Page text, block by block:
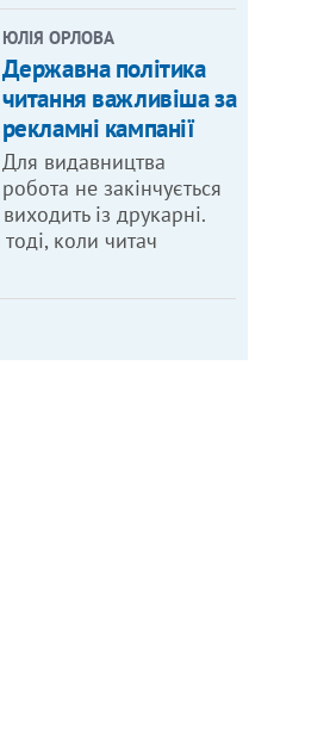
ЮЛІЯ ОРЛОВА
Державна політика
читання важливіша за
рекламні кампанії
Для видавництва
робота не закінчується
із друкарні.
коли читач